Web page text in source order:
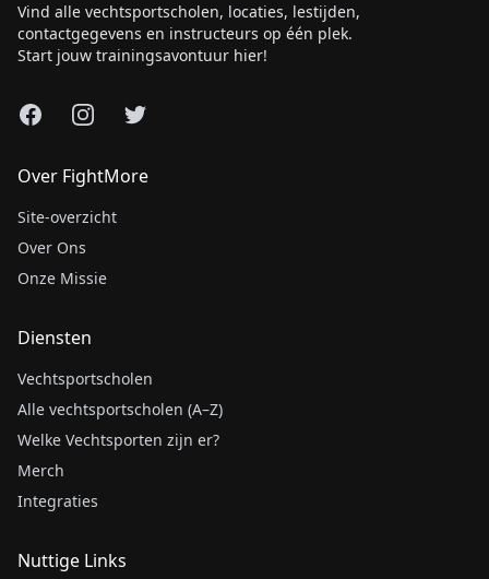
Vind alle vechtsportscholen, locaties, lestijden,
contactgegevens en instructeurs op één plek.
Start jouw trainingsavontuur hier!
FacebookInstagram
X
Over FightMore
Site-overzicht
Over Ons
Onze Missie
Diensten
Vechtsportscholen
Alle vechtsportscholen (A–Z)
Welke Vechtsporten zijn er?
Merch
Integraties
Nuttige Links